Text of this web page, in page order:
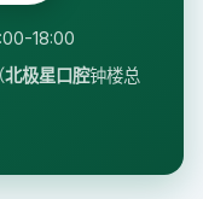
18:00
北极星口腔钟楼总